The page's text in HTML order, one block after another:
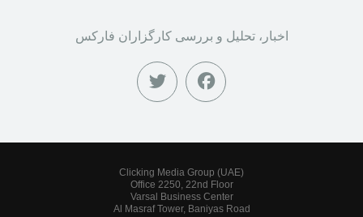
اخبار، تحلیل و بررسی کارگزاران فارکس
Clicking Media Group (UAE)
Office 2250, 22nd Floor
Varsal Business Center
Al Masraf Tower, Baniyas Road